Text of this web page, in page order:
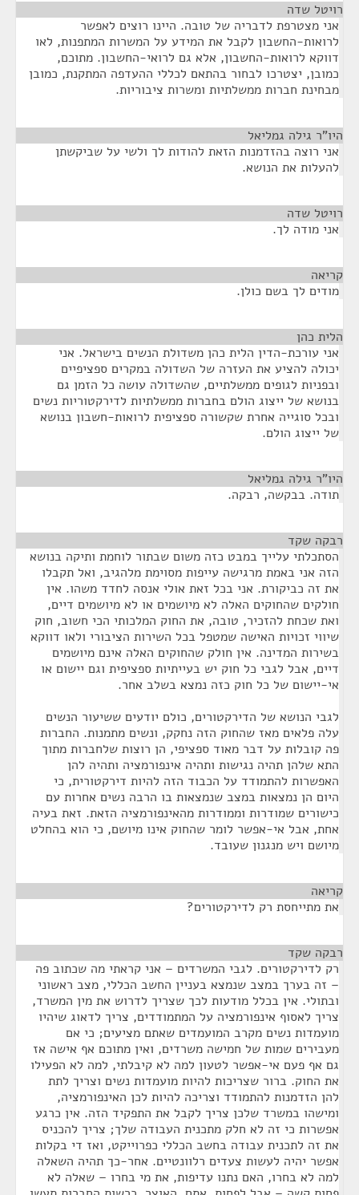
רויטל שדה
אני מצטרפת לדבריה של טובה. היינו רוצים לאפשר
לרואות-החשבון לקבל את המידע על המשרות המתפנות, לאו
דווקא לרואות-החשבון, אלא גם לרואי-החשבון. מתוכם,
כמובן, יצטרכו לבחור בהתאם לכללי ההעדפה המתקנת, כמובן
מבחינת חברות ממשלתיות ומשרות ציבוריות.
היו"ר גילה גמליאל
אני רוצה בהזדמנות הזאת להודות לך ולשי על שביקשתן
להעלות את הנושא.
רויטל שדה
אני מודה לך.
קריאה
מודים לך בשם כולן.
הלית כהן
אני עורכת-הדין הלית כהן משדולת הנשים בישראל. אני
יכולה להציע את העזרה של השדולה במקרים ספציפיים
ובפניות לגופים ממשלתיים, שהשדולה עושה כל הזמן גם
בנושא של ייצוג הולם בחברות ממשלתיות לדירקטוריות נשים
ובכל סוגייה אחרת שקשורה ספציפית לרואות-חשבון בנושא
של ייצוג הולם.
היו"ר גילה גמליאל
תודה. בבקשה, רבקה.
רבקה שקד
הסתכלתי עלייך במבט כזה משום שבתור לוחמת ותיקה בנושא
הזה אני באמת מרגישה עייפות מסוימת מלהגיב, ואל תקבלו
את זה כביקורת. אני בכל זאת אולי אנסה לחדד משהו. אין
חולקים שהחוקים האלה לא מיושמים או לא מיושמים דיים,
ואת שכחת להזכיר, טובה, את החוק המלכותי הכי חשוב, חוק
שיווי זכויות האישה שמטפל בכל השירות הציבורי ולאו דווקא
בשירות המדינה. אין חולק שהחוקים האלה אינם מיושמים
דיים, אבל לגבי כל חוק יש בעייתיות ספציפית וגם יישום או
אי-יישום של כל חוק כזה נמצא בשלב אחר.
לגבי הנושא של הדירקטורים, כולם יודעים ששיעור הנשים
עלה פלאים מאז שהחוק הזה נחקק, ונשים מתמנות. החברות
פה קובלות על דבר מאוד ספציפי, הן רוצות שלחברות מתוך
התא שלהן תהיה נגישות ותהיה אינפורמציה ותהיה להן
האפשרות להתמודד על הכבוד הזה להיות דירקטורית, כי
היום הן נמצאות במצב שנמצאות בו הרבה נשים אחרות עם
כישורים שמודרות וממודרות מהאינפורמציה הזאת. זאת בעיה
אחת, אבל אי-אפשר לומר שהחוק אינו מיושם, כי הוא בהחלט
מיושם ויש מנגנון שעובד.
קריאה
את מתייחסת רק לדירקטורים?
רבקה שקד
רק לדירקטורים. לגבי המשרדים – אני קראתי מה שכתוב פה
– זה בערך במצב שנמצא בעניין החשב הכללי, מצב ראשוני
ובתולי. אין בכלל מודעות לכך שצריך לדרוש את מין המשרד,
צריך לאסוף אינפורמציה על המתמודדים, צריך לדאוג שיהיו
מועמדות נשים מקרב המועמדים שאתם מציעים; כי אם
מעבירים שמות של חמישה משרדים, ואין מתוכם אף אישה אז
גם אף פעם אי-אפשר לטעון למה לא קיבלתי, למה לא הפעילו
את החוק. ברור שצריכות להיות מועמדות נשים וצריך לתת
להן הזדמנות להתמודד וצריכה להיות לכן האינפורמציה,
ומישהו במשרד שלכן צריך לקבל את התפקיד הזה. אין כרגע
אפשרות כי זה לא חלק מתכנית העבודה שלך; צריך להכניס
את זה לתכנית עבודה בחשב הכללי כפרוייקט, ואז די בקלות
אפשר יהיה לעשות צעדים רלוונטיים. אחר-כך תהיה השאלה
למה לא בחרו, האם נתנו עדיפות, את מי בחרו – שאלה לא